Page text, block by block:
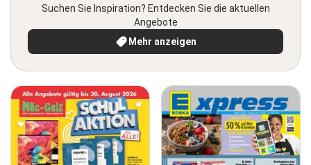
Suchen Sie Inspiration? Entdecken Sie die aktuellen
Angebote
Mehr anzeigen